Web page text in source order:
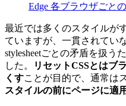
Edge 各ブラウザごと
最近では多くのスタイルが
ていますが、一貫されてい
stylesheetごとの矛盾を扱う
した。
リセットCSSとはブ
くすことが目的で、通常は
スタイルの前にページに適